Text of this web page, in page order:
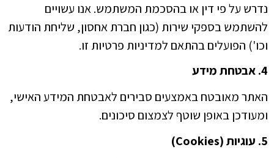
נדרש על פי דין או בהסכמת המשתמש. אנו עשויים
להשתמש בספקי שירות (כגון חברת אחסון, שליחת הודעות
וכו') הפועלים בהתאם למדיניות פרטיות זו.
4. אבטחת מידע
האתר מאובטח באמצעים סבירים לאבטחת המידע האישי,
ומעודכן באופן שוטף לצמצום סיכונים.
5. עוגיות (Cookies)